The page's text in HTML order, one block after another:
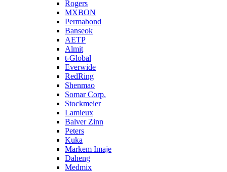
Rogers
MXBON
Permabond
Banseok
AETP
Almit
t-Global
Everwide
RedRing
Shenmao
Somar Corp.
Stockmeier
Lamieux
Balver Zinn
Peters
Kuka
Markem Imaje
Daheng
Medmix